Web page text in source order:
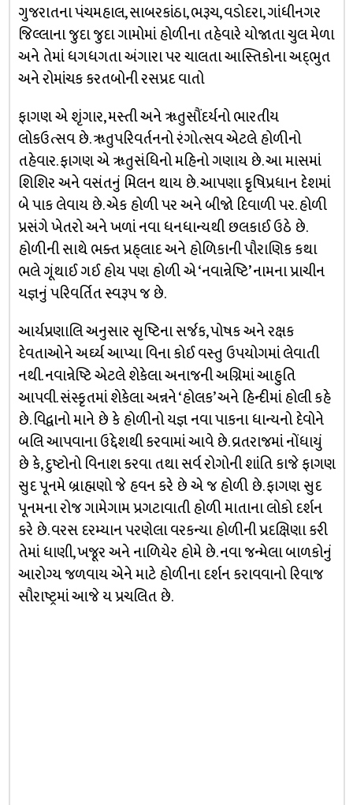
ગુજરાતના પંચમહાલ, સાબરકાંઠા, ભરૂચ, વડોદરા, ગાંધીનગર
જિલ્લાના જુદા જુદા ગામોમાં હોળીના તહેવારે યોજાતા ચુલ મેળા
અને તેમાં ધગધગતા અંગારા પર ચાલતા આસ્તિકોના અદ્‌ભુત
અને રોમાંચક કરતબોની રસપ્રદ વાતો
ફાગણ એ શૃંગાર, મસ્તી અને ૠતુસૌંદર્યનો ભારતીય
લોકઉત્સવ છે. ૠતુપરિવર્તનનો રંગોત્સવ એટલે હોળીનો
તહેવાર. ફાગણ એ ૠતુસંધિનો મહિનો ગણાય છે. આ માસમાં
શિશિર અને વસંતનું મિલન થાય છે. આપણા કૃષિપ્રધાન દેશમાં
બે પાક લેવાય છે. એક હોળી પર અને બીજો દિવાળી પર. હોળી
પ્રસંગે ખેતરો અને ખળાં નવા ધનધાન્યથી છલકાઈ ઉઠે છે.
હોળીની સાથે ભક્ત પ્રહ્‌લાદ અને હોળિકાની પૌરાણિક કથા
ભલે ગૂંથાઈ ગઈ હોય પણ હોળી એ ‘નવાન્નેષ્ટિ’ નામના પ્રાચીન
યજ્ઞનું પરિવર્તિત સ્વરૂપ જ છે.
આર્યપ્રણાલિ અનુસાર સૃષ્ટિના સર્જક, પોષક અને રક્ષક
દેવતાઓને અર્ઘ્ય આપ્યા વિના કોઈ વસ્તુ ઉપયોગમાં લેવાતી
નથી. નવાન્નેષ્ટિ એટલે શેકેલા અનાજની અગ્નિમાં આહુતિ
આપવી. સંસ્કૃતમાં શેકેલા અન્નને ‘હોલક’ અને હિન્દીમાં હોલી કહે
છે. વિદ્વાનો માને છે કે હોળીનો યજ્ઞ નવા પાકના ધાન્યનો દેવોને
બલિ આપવાના ઉદ્દેશથી કરવામાં આવે છે. વ્રતરાજમાં નોંધાયું
છે કે, દુષ્ટોનો વિનાશ કરવા તથા સર્વ રોગોની શાંતિ કાજે ફાગણ
સુદ પૂનમે બ્રાહ્મણો જે હવન કરે છે એ જ હોળી છે. ફાગણ સુદ
પૂનમના રોજ ગામેગામ પ્રગટાવાતી હોળી માતાના લોકો દર્શન
કરે છે. વરસ દરમ્યાન પરણેલા વરકન્યા હોળીની પ્રદક્ષિણા કરી
તેમાં ધાણી, ખજૂર અને નાળિયેર હોમે છે. નવા જન્મેલા બાળકોનું
આરોગ્ય જળવાય એને માટે હોળીના દર્શન કરાવવાનો રિવાજ
સૌરાષ્ટ્રમાં આજે ય પ્રચલિત છે.